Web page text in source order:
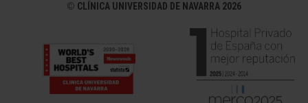
© CLÍNICA UNIVERSIDAD DE NAVARRA 2026